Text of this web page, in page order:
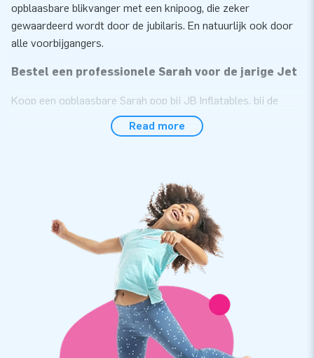
opblaasbare blikvanger met een knipoog, die zeker
gewaardeerd wordt door de jubilaris. En natuurlijk ook door
alle voorbijgangers.
Bestel een professionele Sarah voor de jarige Jet
Koop een opblaasbare Sarah pop bij JB Inflatables, bij de
grootste springkussenfabrikant van Europa zijn professionele
poppen voor een verjaardag te koop voor vrolijke vijftigers.
gebruiksvriendelijk en de jarige Jet wordt hiermee extra in
Een opblaasbare pop in thema kopen bij JB
JB Inflatables heeft een ruim assortiment aan blikvangers.
Heb jij ze al bekeken? Want dan heb je de vele opblaasbare
Sarah en Abraham poppen vast gezien! De traditie van een
pop in de tuin zetten wanneer iemand 50 jaar wordt, is er
eentje die al jaren wordt opgepakt door familie, vrienden,
Read more